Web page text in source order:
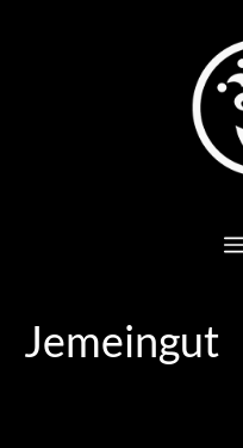
Jemeingut